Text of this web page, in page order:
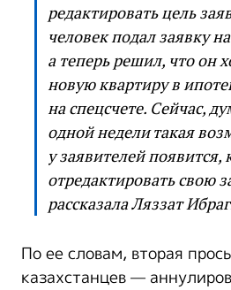
редактировать цель
человек подал заявку
а теперь решил, что он
новую квартиру в
на спецсчете. Сейчас,
одной недели такая
у заявителей появится,
отредактировать свою
рассказала Ляззат
По ее словам, вторая
казахстанцев —